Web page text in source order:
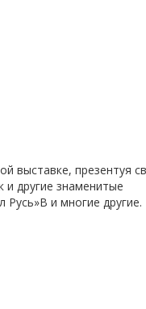
выставке, презентуя
другие знаменитые
и многие другие.